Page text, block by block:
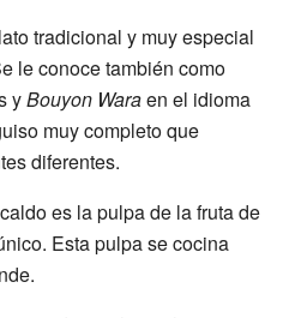
tradicional y muy especial
le conoce también como
yBouyon Waraen el idioma
muy completo que
diferentes.
es la pulpa de la fruta de
Esta pulpa se cocina